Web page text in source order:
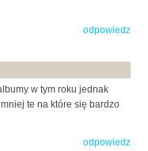
odpowiedz
w tym roku jednak
te na które się bardzo
odpowiedz